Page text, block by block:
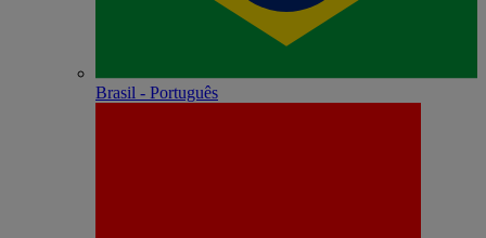
Brasil - Português